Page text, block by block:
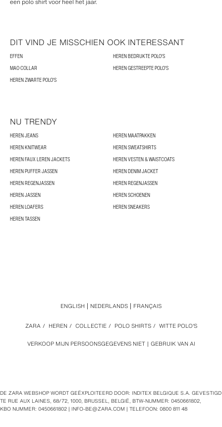
een polo shirt voor heel het jaar.
DIT VIND JE MISSCHIEN OOK INTERESSANT
EFFEN
HEREN BEDRUKTE POLO'S
MAO COLLAR
HEREN GESTREEPTE POLO'S
HEREN ZWARTE POLO'S
NU TRENDY
HEREN JEANS
HEREN MAATPAKKEN
HEREN KNITWEAR
HEREN SWEATSHIRTS
HEREN FAUX LEREN JACKETS
HEREN VESTEN & WAISTCOATS
HEREN PUFFER JASSEN
HEREN DENIM JACKET
HEREN REGENJASSEN
HEREN REGENJASSEN
HEREN JASSEN
HEREN SCHOENEN
HEREN LOAFERS
HEREN SNEAKERS
HEREN TASSEN
VERKOOP MIJN PERSOONSGEGEVENS NIET GEBRUIK VAN AI
ZARA / HEREN / COLLECTIE / POLO SHIRTS / WITTE POLO'S
ENGLISH NEDERLANDS FRANÇAIS
DE ZARA WEBSHOP WORDT GEËXPLOITEERD DOOR: INDITEX BELGIQUE S.A. GEVESTIGD
TE RUE AUX LAINES, 68/72, 1000, BRUSSEL, BELGIË, BTW‑NUMMER: 0450661802,
KBO NUMMER: 0450661802 | INFO-BE@ZARA.COM | TELEFOON: 0800 811 48